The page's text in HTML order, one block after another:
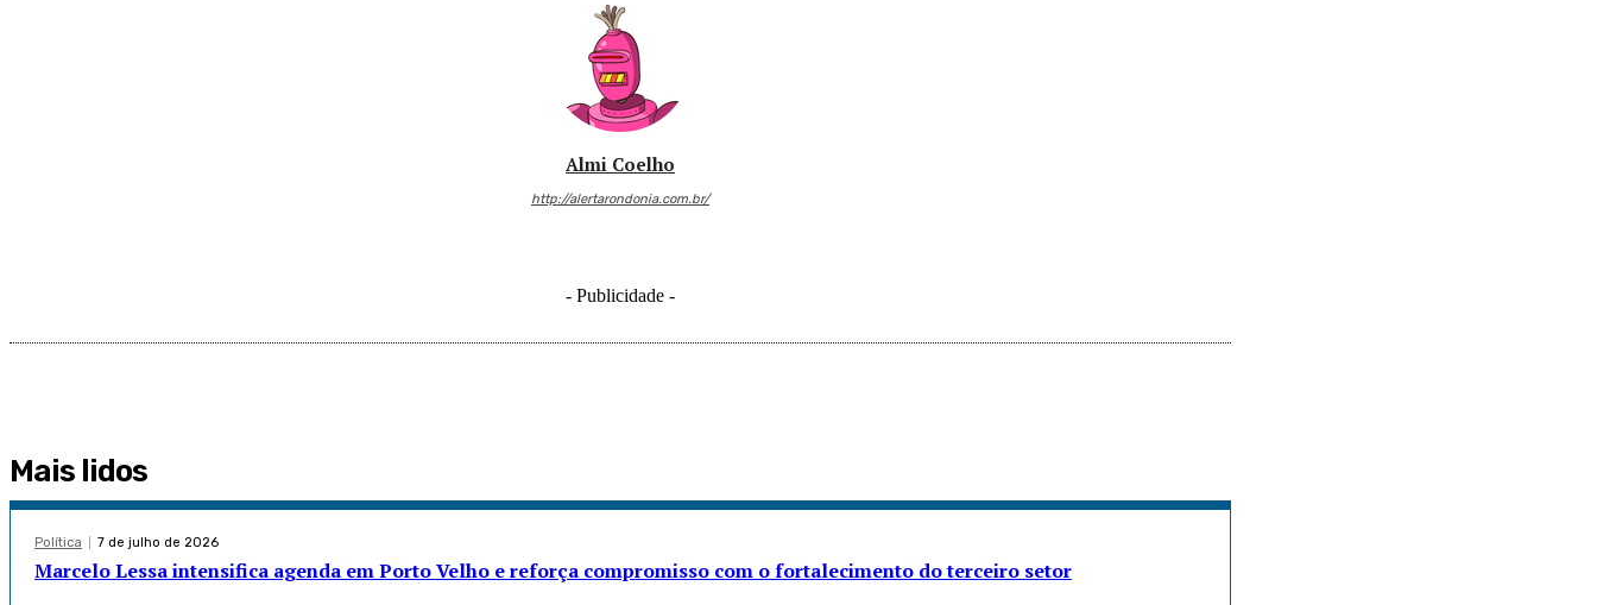
Almi Coelho
http://alertarondonia.com.br/
- Publicidade -
Mais lidos
Política 7 de julho de 2026
Marcelo Lessa intensifica agenda em Porto Velho e reforça compromisso com o fortalecimento do terceiro setor